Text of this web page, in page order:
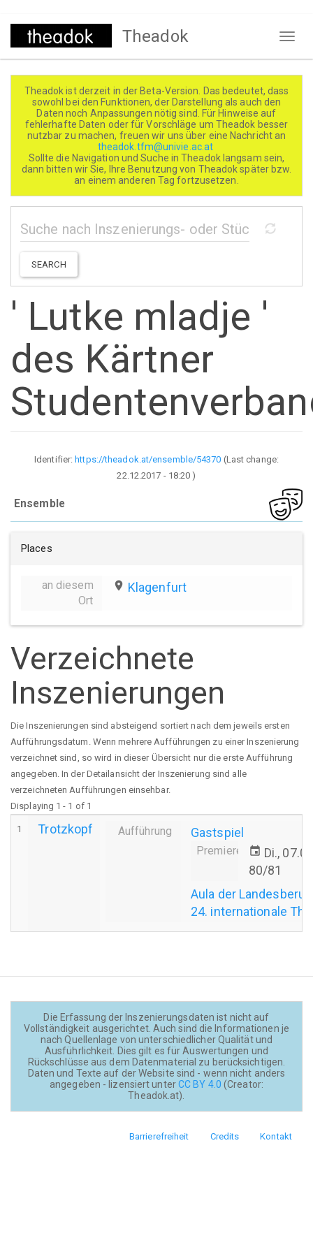
Direkt
Theadok
Theadok ist derzeit in der Beta-Version. Das bedeutet, dass
sowohl bei den Funktionen, der Darstellung als auch den
Daten noch Anpassungen nötig sind. Für Hinweise auf
fehlerhafte Daten oder für Vorschläge um Theadok besser
nutzbar zu machen, freuen wir uns über eine Nachricht an
theadok.tfm@univie.ac.at
Sollte die Navigation und Suche in Theadok langsam sein,
dann bitten wir Sie, Ihre Benutzung von Theadok später bzw.
an einem anderen Tag fortzusetzen.
SEARCH
' Lutke mladje '
des Kärtner
Identifier:https://theadok.at/ensemble/54370 (Last change:
22.12.2017 - 18:20 )
Ensemble
Places
an diesem
Ort
place Klagenfurt
Verzeichnete
Inszenierungen
Die Inszenierungen sind absteigend sortiert nach dem jeweils ersten
Aufführungsdatum. Wenn mehrere Aufführungen zu einer Inszenierung
verzeichnet sind, so wird in dieser Übersicht nur die erste Aufführung
angegeben. In der Detailansicht der Inszenierung sind alle
verzeichneten Aufführungen einsehbar.
Displaying 1 - 1 of 1
1 Trotzkopf Aufführung Gastspiel
Premiere event Di.,
80/81
Aula der
24. internationale
Die Erfassung der Inszenierungsdaten ist nicht auf
Vollständigkeit ausgerichtet. Auch sind die Informationen je
nach Quellenlage von unterschiedlicher Qualität und
Ausführlichkeit. Dies gilt es für Auswertungen und
Rückschlüsse aus dem Datenmaterial zu berücksichtigen.
Daten und Texte auf der Website sind - wenn nicht anders
angegeben - lizensiert unterCC BY 4.0 (Creator:
Theadok.at).
Barrierefreiheit Credits Kontakt